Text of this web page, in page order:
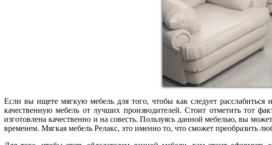
Если вы ищете мягкую мебель для того, чтобы как следует
качественную мебель от лучших производителей. Стоит отметить тот
изготовлена качественно и на совесть. Пользуясь данной мебелью, вы
временем. Мягкая мебель Релакс, это именно то, что сможет преобразить